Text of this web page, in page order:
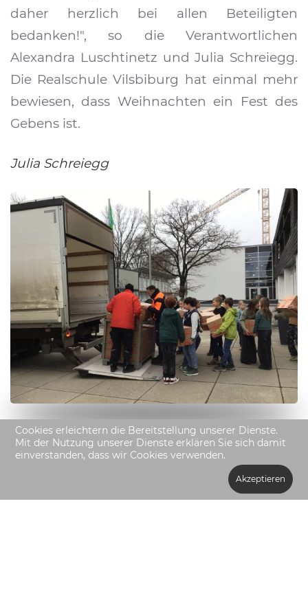
daher herzlich bei allen Beteiligten
bedanken!", so die Verantwortlichen
Alexandra Luschtinetz und Julia Schreiegg.
Die Realschule Vilsbiburg hat einmal mehr
bewiesen, dass Weihnachten ein Fest des
Gebens ist.
Julia Schreiegg
Cookies erleichtern die Bereitstellung unserer Dienste.
Mit der Nutzung unserer Dienste erklären Sie sich damit
einverstanden, dass wir Cookies verwenden.
Akzeptieren